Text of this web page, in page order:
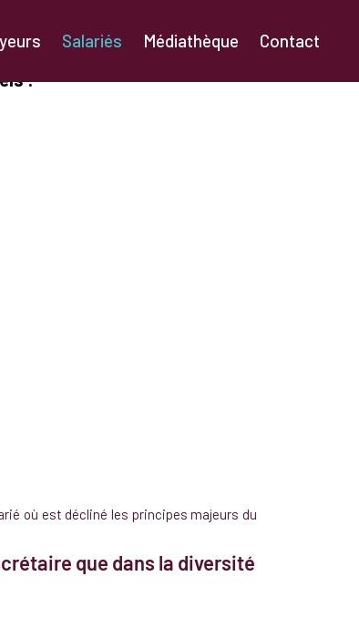
Salariés Médiathèque Contact
:
où est décliné les principes majeurs du
que dans la diversité